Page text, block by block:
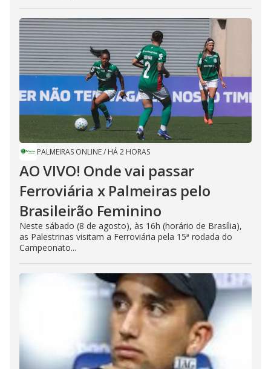
PALMEIRAS ONLINE/ HÁ 2 HORAS
AO VIVO! Onde vai passar
Ferroviária x Palmeiras pelo
Brasileirão Feminino
Neste sábado (8 de agosto), às 16h (horário de Brasília),
as Palestrinas visitam a Ferroviária pela 15ª rodada do
Campeonato...